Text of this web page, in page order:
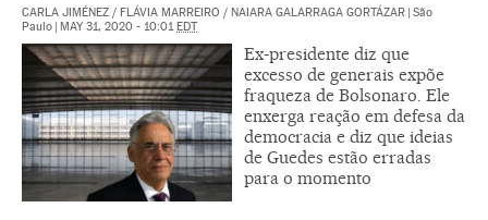
CARLA JIMÉNEZ / FLÁVIA MARREIRO / NAIARA GALARRAGA GORTÁZAR | São
Paulo | MAY 31, 2020 - 10:01EDT
Ex-presidente diz que
excesso de generais expõe
fraqueza de Bolsonaro. Ele
enxerga reação em defesa da
democracia e diz que ideias
de Guedes estão erradas
para o momento